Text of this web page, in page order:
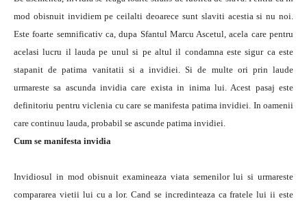
mod obisnuit invidiem pe ceilalti deoarece sunt slaviti acestia si nu noi.
Este foarte semnificativ ca, dupa Sfantul Marcu Ascetul, acela care pentru
acelasi lucru il lauda pe unul si pe altul il condamna este sigur ca este
stapanit de patima vanitatii si a invidiei. Si de multe ori prin laude
urmareste sa ascunda invidia care exista in inima lui. Acest pasaj este
definitoriu pentru viclenia cu care se manifesta patima invidiei. In oamenii
care continuu lauda, probabil se ascunde patima invidiei.
Cum se manifesta invidia
Invidiosul in mod obisnuit examineaza viata semenilor lui si urmareste
compararea vietii lui cu a lor. Cand se incredinteaza ca fratele lui ii este